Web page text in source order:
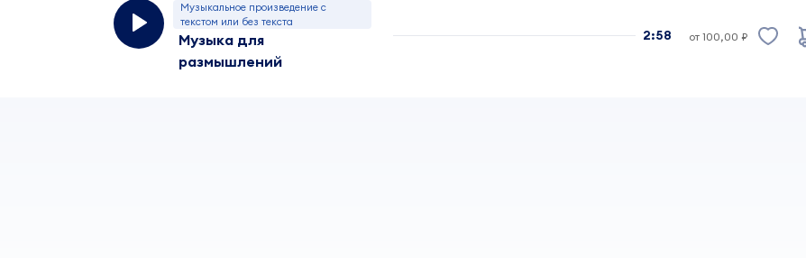
Музыкальное произведение с
текстом или без текста
Музыка для
размышлений
2:58 от 100,00 ₽